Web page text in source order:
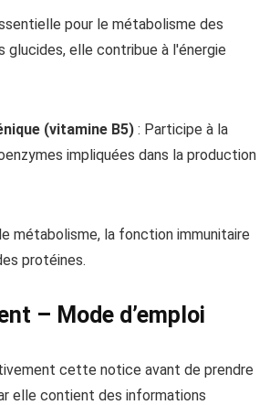
pour le métabolisme des
glucides, elle contribue à l'énergie
(vitamine B5) : Participe à la
impliquées dans la production
métabolisme, la fonction immunitaire
protéines.
– Mode d’emploi
cette notice avant de prendre
elle contient des informations